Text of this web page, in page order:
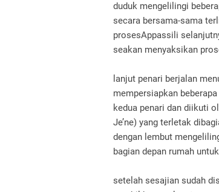
duduk mengelilingi
secara bersama-sama
prosesAppassili
seakan menyaksikan
lanjut penari berjalan
mempersiapkan
kedua penari dan diikuti
Je’ne) yang terletak
dengan lembut
bagian depan rumah
setelah sesajian sudah